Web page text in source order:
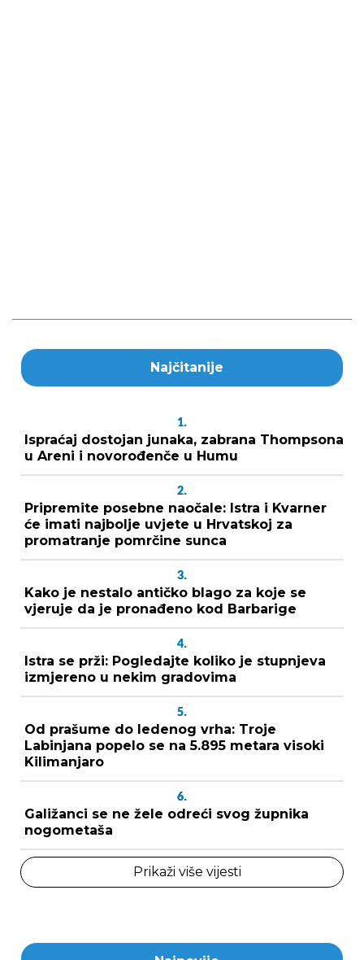
Najčitanije
1.
Ispraćaj dostojan junaka, zabrana Thompsona
u Areni i novorođenče u Humu
2.
Pripremite posebne naočale: Istra i Kvarner
će imati najbolje uvjete u Hrvatskoj za
promatranje pomrčine sunca
3.
Kako je nestalo antičko blago za koje se
vjeruje da je pronađeno kod Barbarige
4.
Istra se prži: Pogledajte koliko je stupnjeva
izmjereno u nekim gradovima
5.
Od prašume do ledenog vrha: Troje
Labinjana popelo se na 5.895 metara visoki
Kilimanjaro
6.
Galižanci se ne žele odreći svog župnika
nogometaša
Prikaži više vijesti